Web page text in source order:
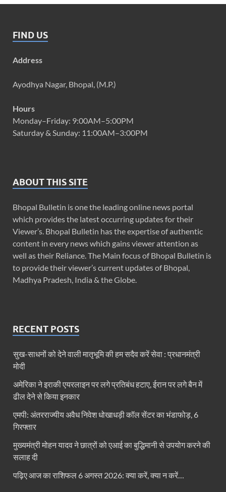
FIND US
Address
Ayodhya Nagar, Bhopal, (M.P.)
Hours
Monday–Friday: 9:00AM–5:00PM
Saturday & Sunday: 11:00AM–3:00PM
ABOUT THIS SITE
Bhopal Bulletin is one the leading online news portal
which provides the latest occurring updates for their
Viewer’s. Bhopal Bulletin has the expertise of authentic
content in every news which gains viewer attention as
well as their Reliance. The Main focus of Bhopal Bulletin is
to provide their viewer’s current updates of Bhopal,
Madhya Pradesh, India & the Globe.
RECENT POSTS
सुख-साधनों को देने वाली मातृभूमि की हम सदैव करें सेवा : प्रधानमंत्री
मोदी
अमेरिका ने इराकी एयरलाइन पर लगे प्रतिबंध हटाए, ईरान पर लगे बैन में
ढील देने से किया इनकार
एमपी: अंतरराज्यीय अवैध निवेश धोखाधड़ी कॉल सेंटर का भंडाफोड़, 6
गिरफ्तार
मुख्यमंत्री मोहन यादव ने छात्रों को एआई का बुद्धिमानी से उपयोग करने की
सलाह दी
पढ़िए आज का राशिफल 6 अगस्त 2026: क्या करें, क्या न करें…